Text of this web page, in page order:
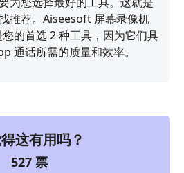
推荐。Aiseesoft 屏幕录像机
的首选 2 种工具，因为它们具
通话所需的质量和效率。
这有用吗？
527票